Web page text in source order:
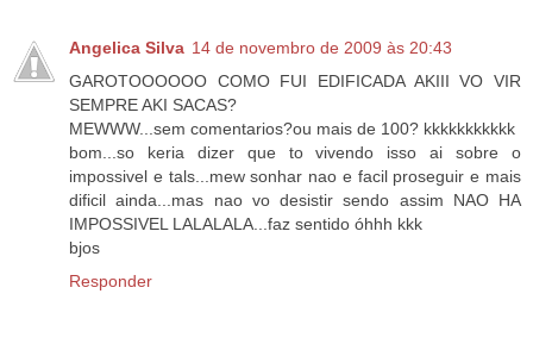
Angelica Silva 14 de novembro de 2009 às 20:43
GAROTOOOOOO COMO FUI EDIFICADA AKIII VO VIR
SEMPRE AKI SACAS?
MEWWW...sem comentarios?ou mais de 100? kkkkkkkkkkk
bom...so keria dizer que to vivendo isso ai sobre o
impossivel e tals...mew sonhar nao e facil proseguir e mais
dificil ainda...mas nao vo desistir sendo assim NAO HA
IMPOSSIVEL LALALALA...faz sentido óhhh kkk
bjos
Responder